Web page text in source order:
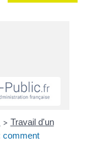
> Travail d'un
comment